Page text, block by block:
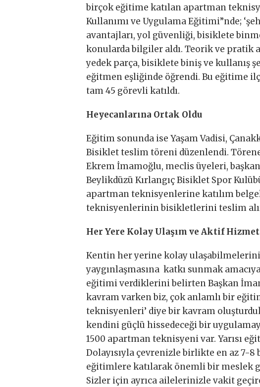
birçok eğitime katılan apartman
Kullanımı ve Uygulama Eğitimi”nde;
avantajları, yol güvenliği, bisiklete
konularda bilgiler aldı. Teorik ve pratik
yedek parça, bisiklete biniş ve kullanış
eğitmen eşliğinde öğrendi. Bu eğitime
tam 45 görevli katıldı.
Heyecanlarına Ortak Oldu
Eğitim sonunda ise Yaşam Vadisi,
Bisiklet teslim töreni düzenlendi.
Ekrem İmamoğlu, meclis üyeleri,
Beylikdüzü Kırlangıç Bisiklet Spor
apartman teknisyenlerine katılım
teknisyenlerinin bisikletlerini teslim
Her Yere Kolay Ulaşım ve Aktif
Kentin her yerine kolay
yaygınlaşmasına katkı sunmak
eğitimi verdiklerini belirten Başkan
kavram varken biz, çok anlamlı bir
teknisyenleri’ diye bir kavram
kendini güçlü hissedeceği bir
1500 apartman teknisyeni var. Yarısı
Dolayısıyla çevrenizle birlikte en az 7-
eğitimlere katılarak önemli bir
Sizler için ayrıca ailelerinizle vakit